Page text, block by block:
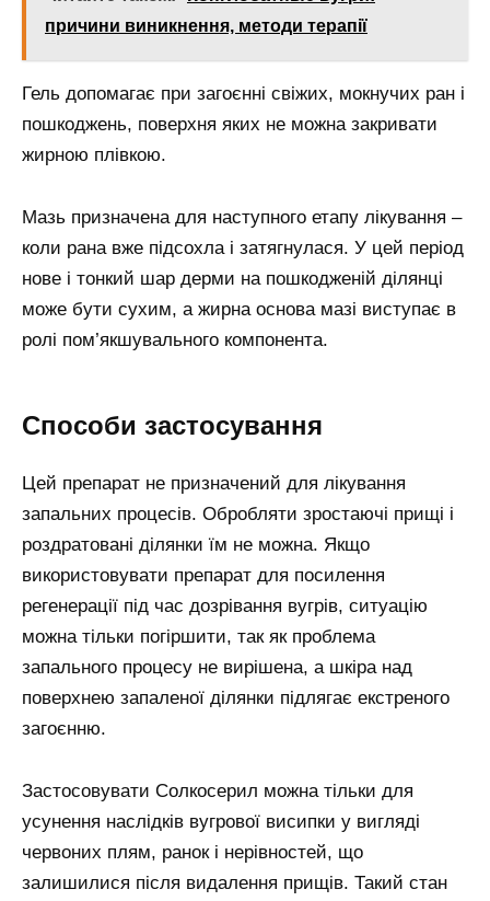
причини виникнення, методи терапії
Гель допомагає при загоєнні свіжих, мокнучих ран і
пошкоджень, поверхня яких не можна закривати
жирною плівкою.
Мазь призначена для наступного етапу лікування –
коли рана вже підсохла і затягнулася. У цей період
нове і тонкий шар дерми на пошкодженій ділянці
може бути сухим, а жирна основа мазі виступає в
ролі пом’якшувального компонента.
Способи застосування
Цей препарат не призначений для лікування
запальних процесів. Обробляти зростаючі прищі і
роздратовані ділянки їм не можна. Якщо
використовувати препарат для посилення
регенерації під час дозрівання вугрів, ситуацію
можна тільки погіршити, так як проблема
запального процесу не вирішена, а шкіра над
поверхнею запаленої ділянки підлягає екстреного
загоєнню.
Застосовувати Солкосерил можна тільки для
усунення наслідків вугрової висипки у вигляді
червоних плям, ранок і нерівностей, що
залишилися після видалення прищів. Такий стан